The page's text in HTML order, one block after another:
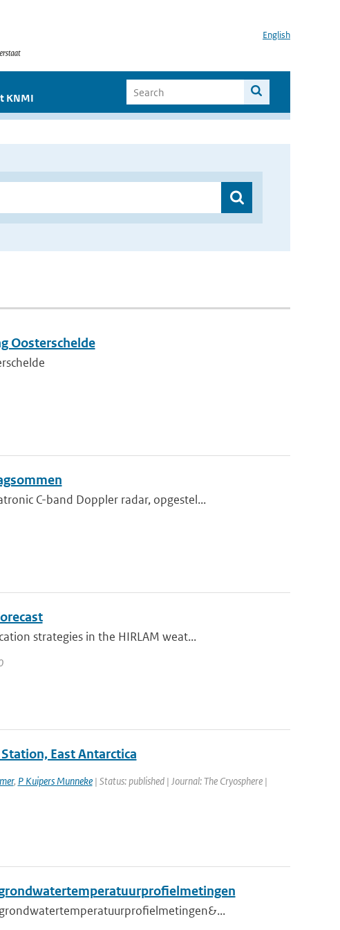
English
KNMI
Oosterschelde
C-band Doppler radar, opgestel...
strategies in the HIRLAM weat...
East Antarctica
, P Kuipers Munneke| Status: published | Journal: The Cryosphere |